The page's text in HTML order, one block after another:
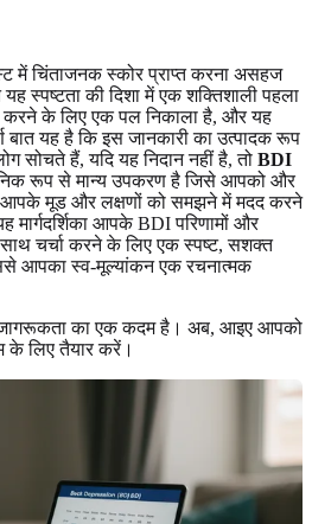
में चिंताजनक स्कोर प्राप्त करना असहज
स्पष्टता की दिशा में एक शक्तिशाली पहला
के लिए एक पल निकाला है, और यह
बात यह है कि इस जानकारी का उत्पादक रूप
सोचते हैं, यदि यह निदान नहीं है, तो BDI
रूप से मान्य उपकरण है जिसे आपको और
आपके मूड और लक्षणों को समझने में मदद करने
मार्गदर्शिका आपके BDI परिणामों और
चर्चा करने के लिए एक स्पष्ट, सशक्त
आपका स्व-मूल्यांकन एक रचनात्मक
का एक कदम है। अब, आइए आपको
लिए तैयार करें।